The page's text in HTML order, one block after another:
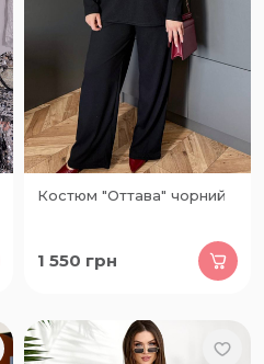
Костюм "Оттава" чорний
1 550 грн